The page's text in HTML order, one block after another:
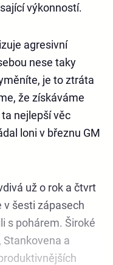
výkonností.
agresivní
nese taky
je to ztráta
že získáváme
nejlepší věc
loni v březnu GM
už o rok a čtvrt
v šesti zápasech
s pohárem. Široké
Stankovena a